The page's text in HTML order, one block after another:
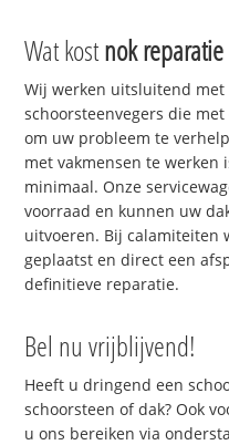
Wat kostnok reparatie
Wij werken uitsluitend met
schoorsteenvegers die
om uw probleem te
met vakmensen te werken
minimaal. Onze
voorraad en kunnen uw
uitvoeren. Bij calamiteiten
geplaatst en direct een
definitieve reparatie.
Bel nu vrijblijvend!
Heeft u dringend een
schoorsteen of dak? Ook
u ons bereiken via